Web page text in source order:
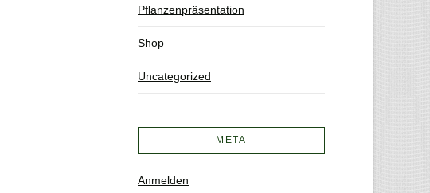
Pflanzenpräsentation
Shop
Uncategorized
META
Anmelden